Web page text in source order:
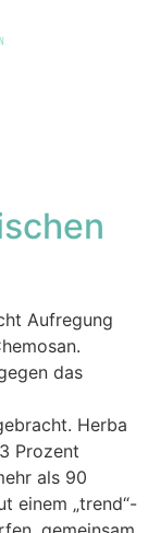
Aufregung
das
Herba
Prozent
als 90
einem „trend“-